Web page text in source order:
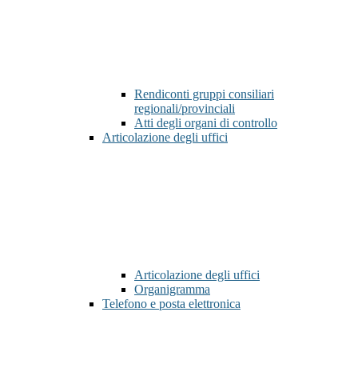
Rendiconti gruppi consiliari
regionali/provinciali
Atti degli organi di controllo
Articolazione degli uffici
Articolazione degli uffici
Organigramma
Telefono e posta elettronica